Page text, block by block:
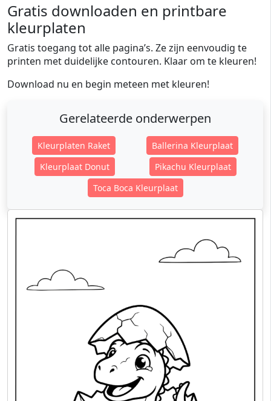
Gratis downloaden en printbare
kleurplaten
Gratis toegang tot alle pagina’s. Ze zijn eenvoudig te
printen met duidelijke contouren. Klaar om te kleuren!
Download nu en begin meteen met kleuren!
Gerelateerde onderwerpen
Kleurplaten Raket
Ballerina Kleurplaat
Kleurplaat Donut
Pikachu Kleurplaat
Toca Boca Kleurplaat